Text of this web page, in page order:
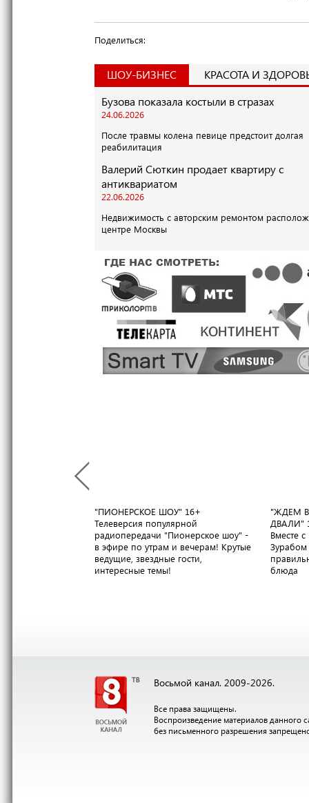
Поделиться:
ШОУ-БИЗНЕС
КРАСОТА И
Бузова показала костыли в стразах
24.06.2026
После травмы колена певице предстоит долгая
реабилитация
Валерий Сюткин продает квартиру с
антиквариатом
22.06.2026
Недвижимость с авторским ремонтом
центре Москвы
"ПИОНЕРСКОЕ ШОУ" 16+
Телеверсия популярной
радиопередачи "Пионерское шоу" -
в эфире по утрам и вечерам! Крутые
ведущие, звездные гости,
интересные темы!
"ЖДЕМ
ДВАЛИ"
Вместе
Зурабом
блюда
Восьмой канал. 2009-2026.
Все права защищены.
Воспроизведение материалов данного
без письменного разрешения